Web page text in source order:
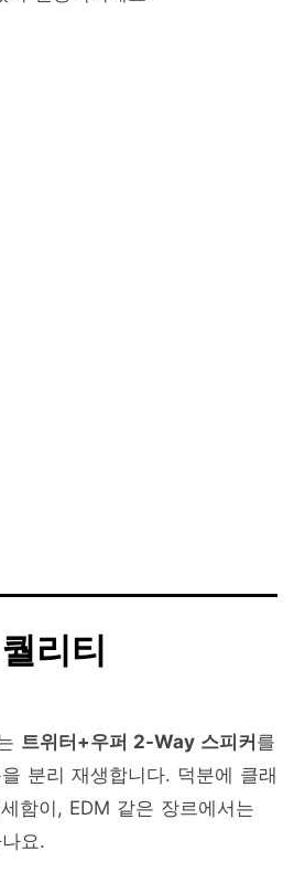
리티
트위터+우퍼 2-Way 스피커 를
분리 재생합니다. 덕분에 클래
함이, EDM 같은 장르에서는
요.